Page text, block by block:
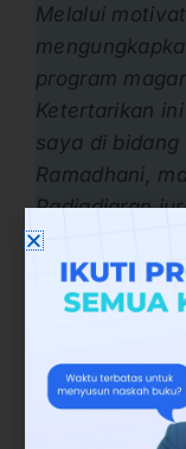
Melalui
program
Ketertarikan
saya di bidang
Ramadhani,
Padjadjaran
semester 7
bidang
Tujuan saya
adalah untuk
dan
kepenulisan